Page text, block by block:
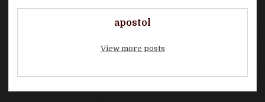
apostol
View more posts